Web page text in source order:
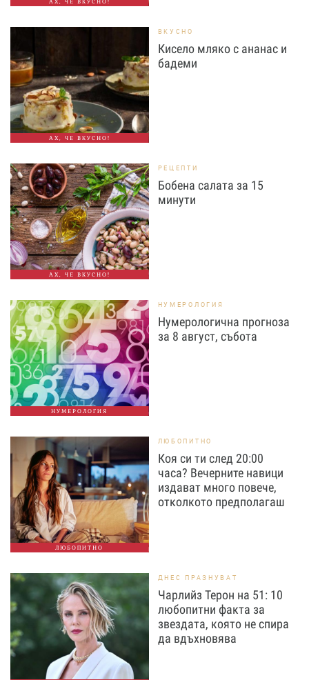
АХ, ЧЕ ВКУСНО!
АХ, ЧЕ ВКУСНО!
ВКУСНО
Кисело мляко с ананас и
бадеми
АХ, ЧЕ ВКУСНО!
РЕЦЕПТИ
Бобена салата за 15
минути
НУМЕРОЛОГИЯ
НУМЕРОЛОГИЯ
Нумерологична прогноза
за 8 август, събота
ЛЮБОПИТНО
ЛЮБОПИТНО
Коя си ти след 20:00
часа? Вечерните навици
издават много повече,
отколкото предполагаш
ДНЕС ПРАЗНУВАТ
Чарлийз Терон на 51: 10
любопитни факта за
звездата, която не спира
да вдъхновява